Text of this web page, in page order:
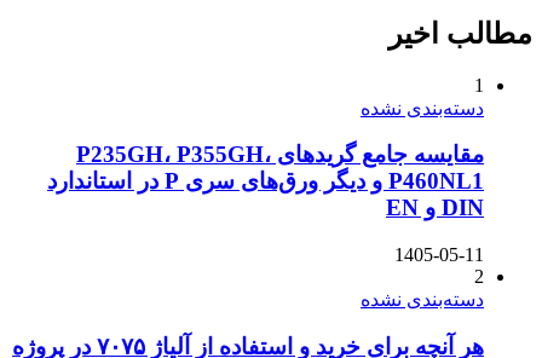
مطالب اخیر
1
دسته‌بندی نشده
مقایسه جامع گریدهای P235GH، P355GH،
P460NL1 و دیگر ورق‌های سری P در استاندارد
DIN و EN
1405-05-11
2
دسته‌بندی نشده
هر آنچه برای خرید و استفاده از آلیاژ ۷۰۷۵ در پروژه